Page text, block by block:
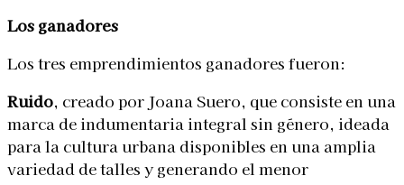
Los ganadores
Los tres emprendimientos ganadores fueron:
Ruido, creado por Joana Suero, que consiste en una
marca de indumentaria integral sin género, ideada
para la cultura urbana disponibles en una amplia
variedad de talles y generando el menor